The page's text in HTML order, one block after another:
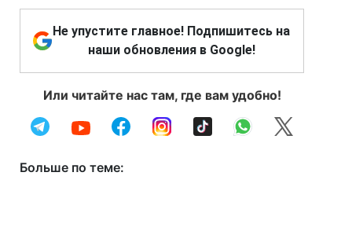
Не упустите главное! Подпишитесь на
наши обновления в Google!
Или читайте нас там, где вам удобно!
Больше по теме: